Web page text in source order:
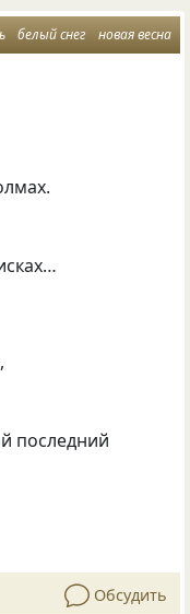
белый снег новая весна
последний
Обсудить